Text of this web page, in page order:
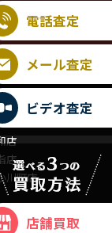
店
店
川町店
電話査定
メール査定
ビデオ査定
店舗買取